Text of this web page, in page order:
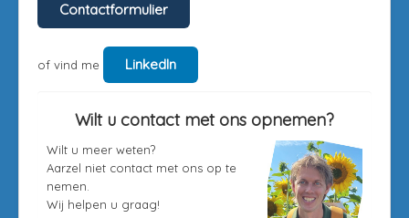
Contactformulier
of vind me LinkedIn
Wilt u contact met ons opnemen?
Wilt u meer weten?
Aarzel niet contact met ons op te
nemen.
Wij helpen u graag!